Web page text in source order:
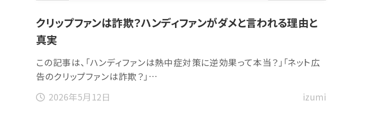
クリップファンは詐欺？ハンディファンがダメと言われる理由と
真実
この記事は、「ハンディファンは熱中症対策に逆効果って本当？」「ネット広
告のクリップファンは詐欺？」…
2026年5月12日
izumi